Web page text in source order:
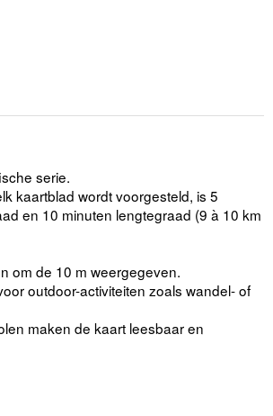
serie.
kaartblad wordt voorgesteld, is 5
en 10 minuten lengtegraad (9 à 10 km
om de 10 m weergegeven.
outdoor-activiteiten zoals wandel- of
maken de kaart leesbaar en